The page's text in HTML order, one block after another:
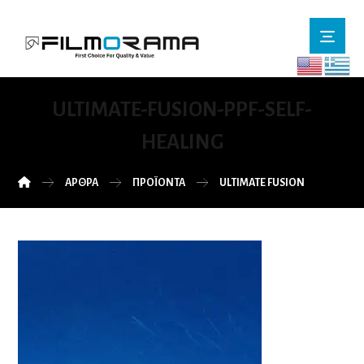
ULTIMATE-FUSION-PPF-SELF-
HEALING
ΆΡΘΡΑ ΠΡΟΪΌΝΤΑ ULTIMATE FUSION